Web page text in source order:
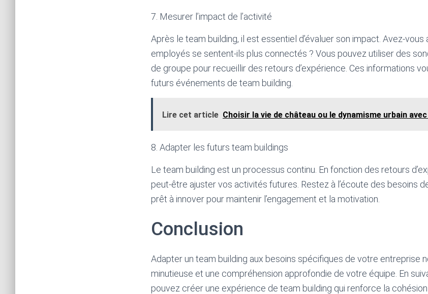
7. Mesurer l’impact de l’activité
Après le team building, il est essentiel d’évaluer son impact. Avez-
employés se sentent-ils plus connectés ? Vous pouvez utiliser des
de groupe pour recueillir des retours d’expérience. Ces informations
futurs événements de team building.
Lire cet article Choisir la vie de château ou le dynamisme urbain
8. Adapter les futurs team buildings
Le team building est un processus continu. En fonction des retours
peut-être ajuster vos activités futures. Restez à l’écoute des besoins
prêt à innover pour maintenir l’engagement et la motivation.
Conclusion
Adapter un team building aux besoins spécifiques de votre entreprise
minutieuse et une compréhension approfondie de votre équipe. En
pouvez créer une expérience de team building qui renforce la